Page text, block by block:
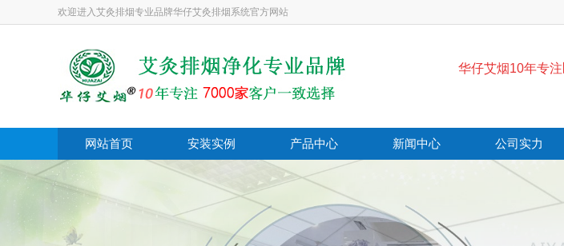
欢迎进入艾灸排烟专业品牌华仔艾灸排烟系统官方网站
华仔艾烟10年专注
网站首页 安装实例 产品中心 新闻中心 公司实力